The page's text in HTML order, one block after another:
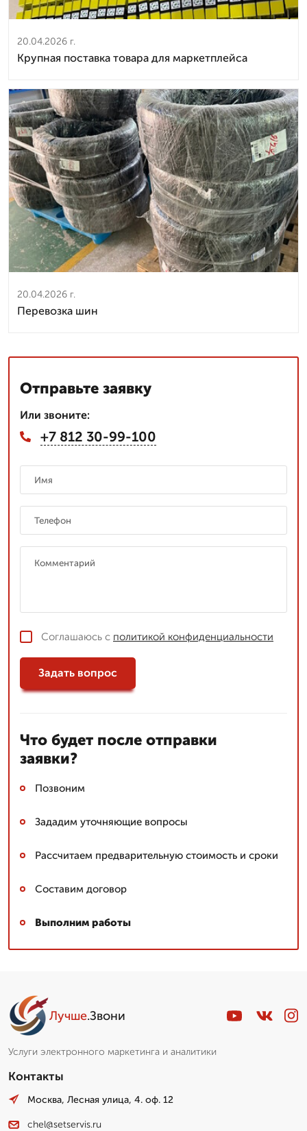
20.04.2026 г.
Крупная поставка товара для маркетплейса
20.04.2026 г.
Перевозка шин
Отправьте заявку
Или звоните:
+7 812 30-99-100
Соглашаюсь с политикой конфиденциальности
Задать вопрос
Что будет после отправки
заявки?
Позвоним
Зададим уточняющие вопросы
Рассчитаем предварительную стоимость и сроки
Составим договор
Выполним работы
Лучше.Звони
Услуги электронного маркетинга и аналитики
Контакты
Москва, Лесная улица, 4. оф. 12
chel@setservis.ru